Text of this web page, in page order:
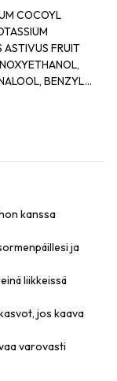
COCOYL
ASTIVUS FRUIT
BENZYL
B45773/1)
kanssa
ja
liikkeissä
jos kaava
varovasti